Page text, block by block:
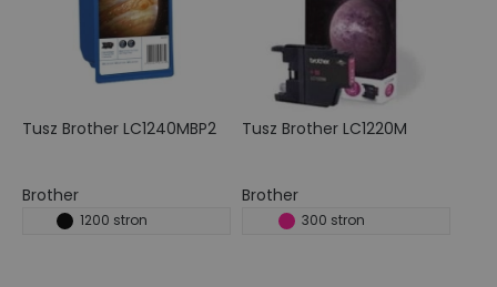
Tusz Brother LC1240MBP2
Brother
1200 stron
Tusz Brother LC1220M
Brother
300 stron